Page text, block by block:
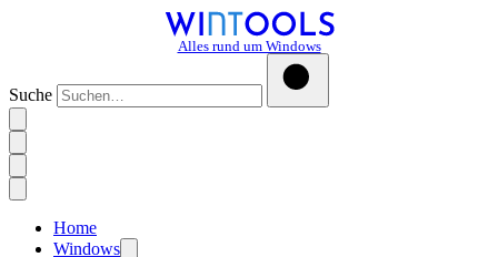
Alles rund um Windows
Suche
Home
Windows